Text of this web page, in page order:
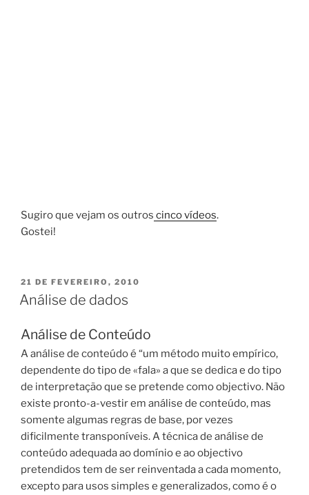
Sugiro que vejam os outros cinco vídeos.
Gostei!
PUBLICADO
EM
21 DE FEVEREIRO, 2010
Análise de dados
Análise de Conteúdo
A análise de conteúdo é “um método muito empírico,
dependente do tipo de «fala» a que se dedica e do tipo
de interpretação que se pretende como objectivo. Não
existe pronto-a-vestir em análise de conteúdo, mas
somente algumas regras de base, por vezes
dificilmente transponíveis. A técnica de análise de
conteúdo adequada ao domínio e ao objectivo
pretendidos tem de ser reinventada a cada momento,
excepto para usos simples e generalizados, como é o